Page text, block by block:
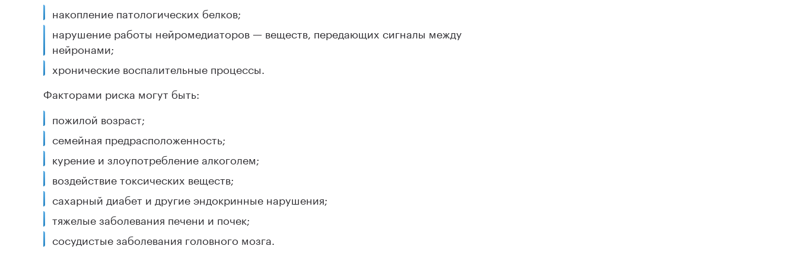
накопление патологических белков;
нарушение работы нейромедиаторов — веществ, передающих сигналы между
нейронами;
хронические воспалительные процессы.
Факторами риска могут быть:
пожилой возраст;
семейная предрасположенность;
курение и злоупотребление алкоголем;
воздействие токсических веществ;
сахарный диабет и другие эндокринные нарушения;
тяжелые заболевания печени и почек;
сосудистые заболевания головного мозга.